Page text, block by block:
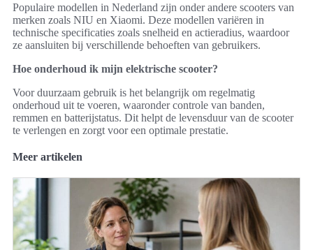
Populaire modellen in Nederland zijn onder andere scooters van
merken zoals NIU en Xiaomi. Deze modellen variëren in
technische specificaties zoals snelheid en actieradius, waardoor
ze aansluiten bij verschillende behoeften van gebruikers.
Hoe onderhoud ik mijn elektrische scooter?
Voor duurzaam gebruik is het belangrijk om regelmatig
onderhoud uit te voeren, waaronder controle van banden,
remmen en batterijstatus. Dit helpt de levensduur van de scooter
te verlengen en zorgt voor een optimale prestatie.
Meer artikelen